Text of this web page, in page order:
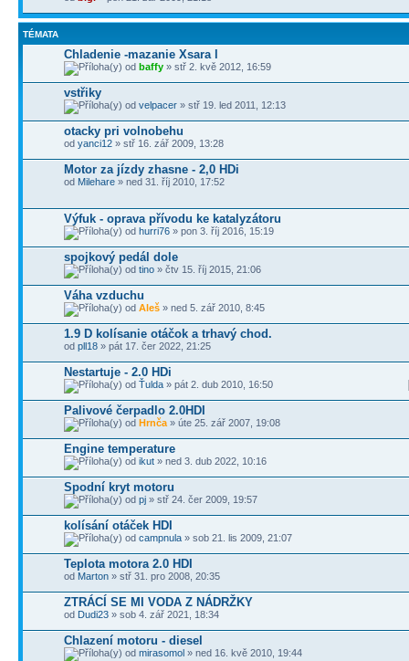
TÉMATA
Chladenie -mazanie Xsara l
od baffy » stř 2. kvě 2012, 16:59
vstřiky
od velpacer » stř 19. led 2011, 12:13
otacky pri volnobehu
od yanci12 » stř 16. zář 2009, 13:28
Motor za jízdy zhasne - 2,0 HDi
od Milehare » ned 31. říj 2010, 17:52
Výfuk - oprava přívodu ke katalyzátoru
od hurri76 » pon 3. říj 2016, 15:19
spojkový pedál dole
od tino » čtv 15. říj 2015, 21:06
Váha vzduchu
od Aleš » ned 5. zář 2010, 8:45
1.9 D kolísanie otáčok a trhavý chod.
od pll18 » pát 17. čer 2022, 21:25
Nestartuje - 2.0 HDi
od Ťulda » pát 2. dub 2010, 16:50
Palivové čerpadlo 2.0HDI
od Hrnča » úte 25. zář 2007, 19:08
Engine temperature
od ikut » ned 3. dub 2022, 10:16
Spodní kryt motoru
od pj » stř 24. čer 2009, 19:57
kolísání otáček HDI
od campnula » sob 21. lis 2009, 21:07
Teplota motora 2.0 HDI
od Marton » stř 31. pro 2008, 20:35
ZTRÁCÍ SE MI VODA Z NÁDRŽKY
od Dudi23 » sob 4. zář 2021, 18:34
Chlazení motoru - diesel
od mirasomol » ned 16. kvě 2010, 19:44